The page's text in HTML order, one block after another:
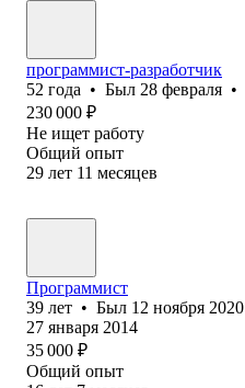
программист-разработчик
52 года • Был 28 февраля •
230 000 ₽
Не ищет работу
Общий опыт
29 лет 11 месяцев
Программист
39 лет • Был 12 ноября 2020
27 января 2014
35 000 ₽
Общий опыт